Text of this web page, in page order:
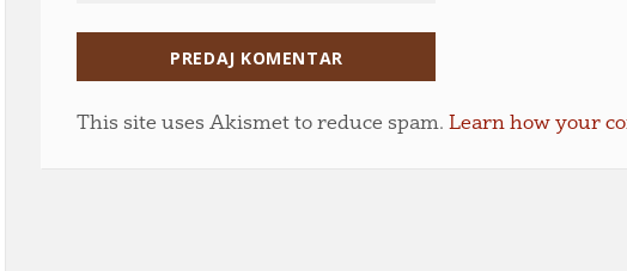
This site uses Akismet to reduce spam.Learn how your